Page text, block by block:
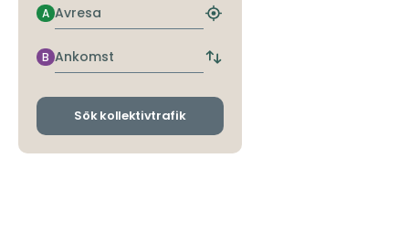
Avresa
A
Hitta
hållplats
Ankomst
B
Byt
och
Sök kollektivtrafik